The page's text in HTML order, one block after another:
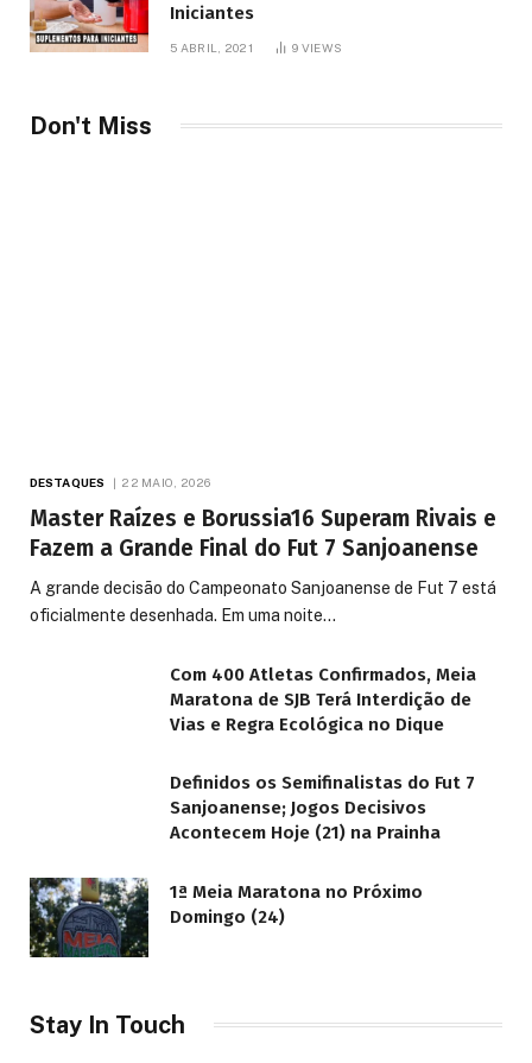
Iniciantes
5 ABRIL, 2021 9 VIEWS
Don't Miss
DESTAQUES 22 MAIO, 2026
Master Raízes e Borussia16 Superam Rivais e
Fazem a Grande Final do Fut 7 Sanjoanense
A grande decisão do Campeonato Sanjoanense de Fut 7 está
oficialmente desenhada. Em uma noite…
Com 400 Atletas Confirmados, Meia
Maratona de SJB Terá Interdição de
Vias e Regra Ecológica no Dique
Definidos os Semifinalistas do Fut 7
Sanjoanense; Jogos Decisivos
Acontecem Hoje (21) na Prainha
1ª Meia Maratona no Próximo
Domingo (24)
Stay In Touch